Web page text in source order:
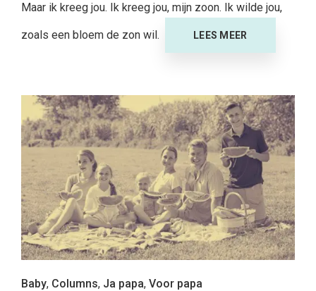
Maar ik kreeg jou. Ik kreeg jou, mijn zoon. Ik wilde jou,
zoals een bloem de zon wil. LEES MEER
Baby, Columns, Ja papa, Voor papa